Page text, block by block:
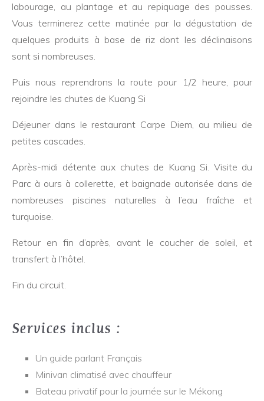
labourage, au plantage et au repiquage des pousses.
Vous terminerez cette matinée par la dégustation de
quelques produits à base de riz dont les déclinaisons
sont si nombreuses.
Puis nous reprendrons la route pour 1/2 heure, pour
rejoindre les chutes de Kuang Si
Déjeuner dans le restaurant Carpe Diem, au milieu de
petites cascades.
Après-midi détente aux chutes de Kuang Si. Visite du
Parc à ours à collerette, et baignade autorisée dans de
nombreuses piscines naturelles à l’eau fraîche et
turquoise.
Retour en fin d’après, avant le coucher de soleil, et
transfert à l’hôtel.
Fin du circuit.
Services inclus :
Un guide parlant Français
Minivan climatisé avec chauffeur
Bateau privatif pour la journée sur le Mékong